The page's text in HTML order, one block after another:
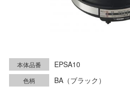
本体品番 EPSA10
色柄
BA（ブラック）